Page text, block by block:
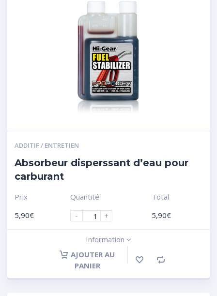
ADDITIF / ENTRETIEN
Absorbeur disperssant d’eau pour
carburant
Prix
5,90€
Quantité
-
+
Total
5,90€
Information
AJOUTER AU
PANIER